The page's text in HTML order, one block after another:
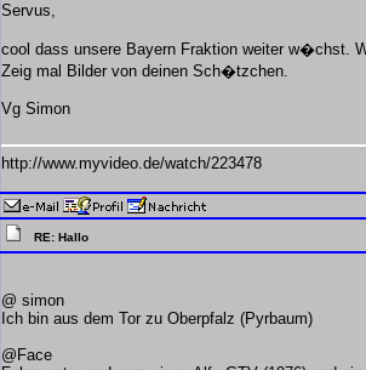
Servus,
cool dass unsere Bayern Fraktion weiter w�chst.
Zeig mal Bilder von deinen Sch�tzchen.
Vg Simon
http://www.myvideo.de/watch/223478
RE: Hallo
@ simon
Ich bin aus dem Tor zu Oberpfalz (Pyrbaum)
@Face